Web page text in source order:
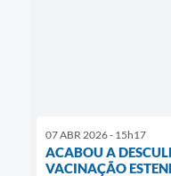
07 ABR 2026 - 15h17
ACABOU A
VACINAÇÃO